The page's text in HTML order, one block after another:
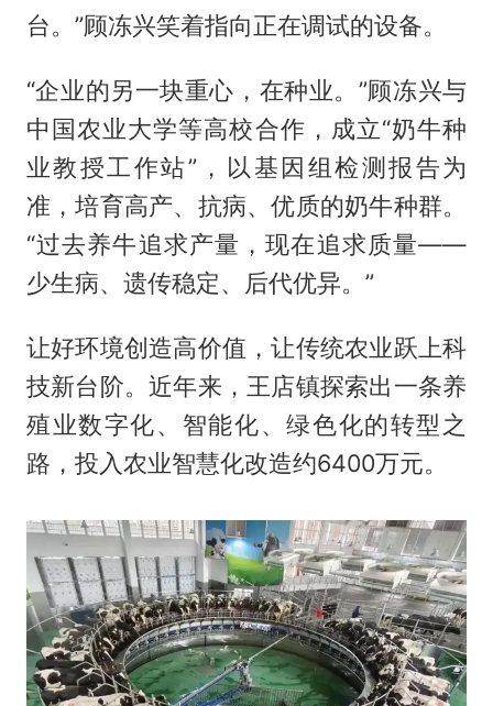
台。”顾冻兴笑着指向正在调试的设备。
“企业的另一块重心，在种业。”顾冻兴与
中国农业大学等高校合作，成立“奶牛种
业教授工作站”，以基因组检测报告为
准，培育高产、抗病、优质的奶牛种群。
“过去养牛追求产量，现在追求质量——
少生病、遗传稳定、后代优异。”
让好环境创造高价值，让传统农业跃上科
技新台阶。近年来，王店镇探索出一条养
殖业数字化、智能化、绿色化的转型之
路，投入农业智慧化改造约6400万元。